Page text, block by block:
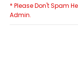
* Please Don't Spam
Admin.